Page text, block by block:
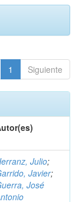
1 Siguiente
Julio;
Javier;
José